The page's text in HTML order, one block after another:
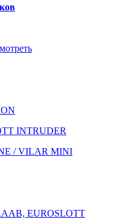
INTRUDER
/ VILAR MINI
EUROSLOTT